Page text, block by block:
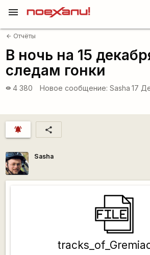
menu
arrow_back Отчёты
В ночь на 15
следам гонки
visibility 4 380 Новое сообщение: Sasha 17
notifications_active share
Sasha